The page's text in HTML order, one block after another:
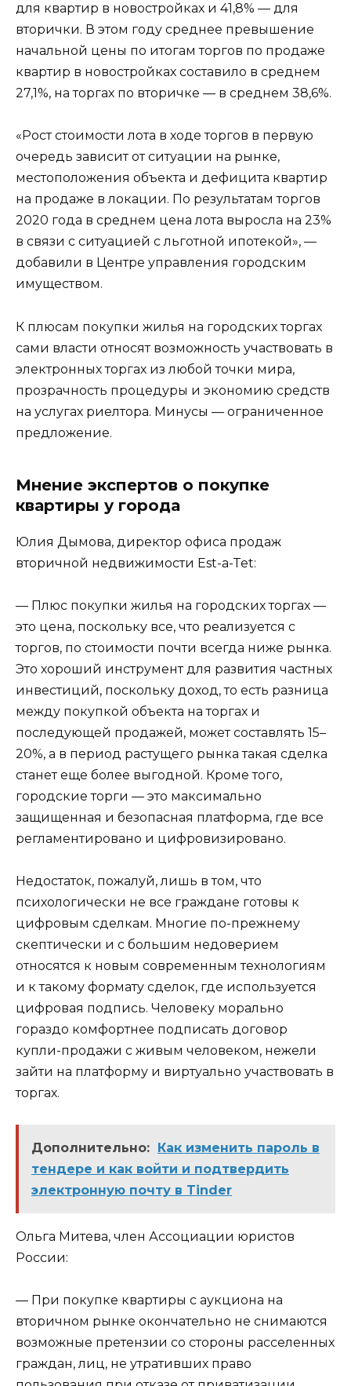
для квартир в новостройках и 41,8% — для
вторички. В этом году среднее превышение
начальной цены по итогам торгов по продаже
квартир в новостройках составило в среднем
27,1%, на торгах по вторичке — в среднем 38,6%.
«Рост стоимости лота в ходе торгов в первую
очередь зависит от ситуации на рынке,
местоположения объекта и дефицита квартир
на продаже в локации. По результатам торгов
2020 года в среднем цена лота выросла на 23%
в связи с ситуацией с льготной ипотекой», —
добавили в Центре управления городским
имуществом.
К плюсам покупки жилья на городских торгах
сами власти относят возможность участвовать в
электронных торгах из любой точки мира,
прозрачность процедуры и экономию средств
на услугах риелтора. Минусы — ограниченное
предложение.
Мнение экспертов о покупке
квартиры у города
Юлия Дымова, директор офиса продаж
вторичной недвижимости Est-a-Tet:
— Плюс покупки жилья на городских торгах —
это цена, поскольку все, что реализуется с
торгов, по стоимости почти всегда ниже рынка.
Это хороший инструмент для развития частных
инвестиций, поскольку доход, то есть разница
между покупкой объекта на торгах и
последующей продажей, может составлять 15–
20%, а в период растущего рынка такая сделка
станет еще более выгодной. Кроме того,
городские торги — это максимально
защищенная и безопасная платформа, где все
регламентировано и цифровизировано.
Недостаток, пожалуй, лишь в том, что
психологически не все граждане готовы к
цифровым сделкам. Многие по-прежнему
скептически и с большим недоверием
относятся к новым современным технологиям
и к такому формату сделок, где используется
цифровая подпись. Человеку морально
гораздо комфортнее подписать договор
купли-продажи с живым человеком, нежели
зайти на платформу и виртуально участвовать в
торгах.
Дополнительно: Как изменить пароль в
тендере и как войти и подтвердить
электронную почту в Tinder
Ольга Митева, член Ассоциации юристов
России:
— При покупке квартиры с аукциона на
вторичном рынке окончательно не снимаются
возможные претензии со стороны расселенных
граждан, лиц, не утративших право